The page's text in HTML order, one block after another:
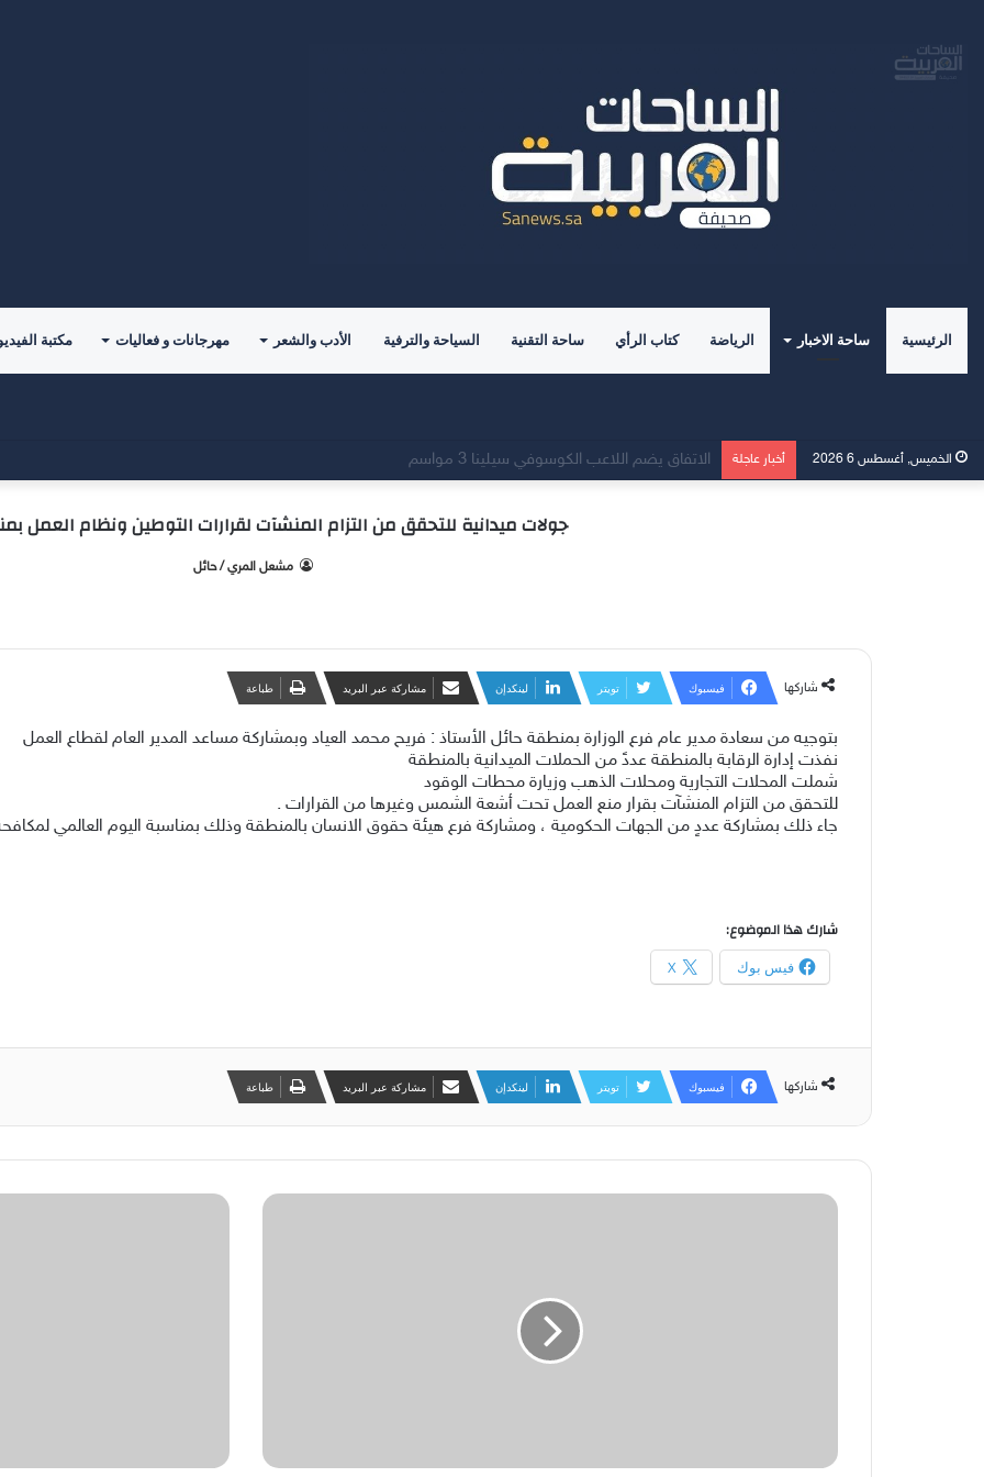
الرئيسية ساحة الاخبار الرياضة كتاب الرأي ساحة التقنية السياحة والترفية الأدب والشعر مهرجانات و فعاليات مكتبة
الخميس, أغسطس 6 2026 أخبار عاجلة صدور كتاب” علم الاجتماع الرياضي للمؤلف( خالد الدوس)
جولات ميدانية للتحقق من التزام المنشآت لقرارات التوطين ونظام العمل
‫ مشعل المري / حائل
شاركها فيسبوك تويتر لينكدإن مشاركة عبر البريد طباعة
بتوجيه من سعادة مدير عام فرع الوزارة بمنطقة حائل الأستاذ : فريح محمد العياد وبمشاركة مساعد المدير العام لقطاع العمل
نفذت إدارة الرقابة بالمنطقة عددً من الحملات الميدانية بالمنطقة
شملت المحلات التجارية ومحلات الذهب وزيارة محطات الوقود
للتحقق من التزام المنشآت بقرار منع العمل تحت أشعة الشمس وغيرها من القرارات .
جاء ذلك بمشاركة عددٍ من الجهات الحكومية ، ومشاركة فرع هيئة حقوق الانسان بالمنطقة وذلك بمناسبة اليوم العالمي
شارك هذا الموضوع:
فيس بوك X
شاركها فيسبوك تويتر لينكدإن مشاركة عبر البريد طباعة